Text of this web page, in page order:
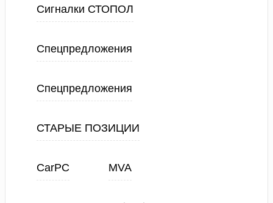
Сигналки СТОПОЛ
Спецпредложения
Спецпредложения
СТАРЫЕ ПОЗИЦИИ
CarPC MVA